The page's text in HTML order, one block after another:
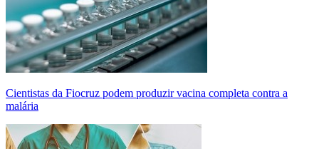
Cientistas da Fiocruz podem produzir vacina completa contra a
malária